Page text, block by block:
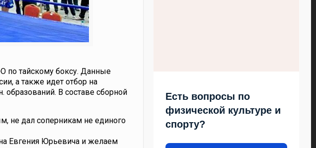
по тайскому боксу. Данные
а также идет отбор на
образований. В составе сборной
не дал соперникам не единого
Евгения Юрьевича и желаем
Есть вопросы по
физической культуре и
спорту?